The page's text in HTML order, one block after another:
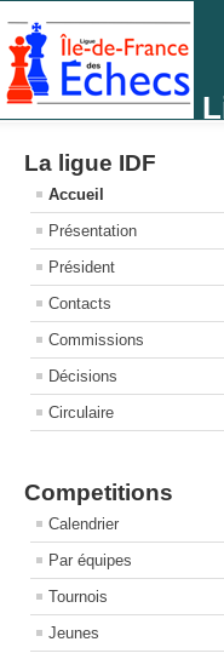
La ligue IDF
Accueil
Présentation
Président
Contacts
Commissions
Décisions
Circulaire
Competitions
Calendrier
Par équipes
Tournois
Jeunes